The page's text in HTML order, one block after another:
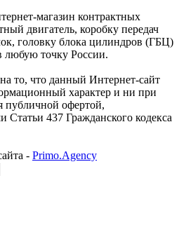
магазин контрактных
двигатель, коробку передач
головку блока цилиндров (ГБЦ)
любую точку России.
то, что данный Интернет-сайт
характер и ни при
публичной офертой,
Статьи 437 Гражданского кодекса
- Primo.Agency